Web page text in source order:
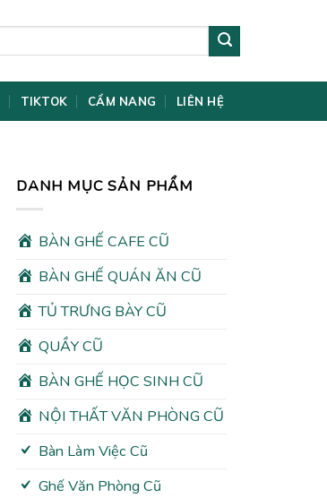
TIKTOK CẨM NANG LIÊN HỆ
DANH MỤC SẢN PHẨM
BÀN GHẾ CAFE CŨ
BÀN GHẾ QUÁN ĂN CŨ
TỦ TRƯNG BÀY CŨ
QUẦY CŨ
BÀN GHẾ HỌC SINH CŨ
NỘI THẤT VĂN PHÒNG CŨ
Bàn Làm Việc Cũ
Ghế Văn Phòng Cũ